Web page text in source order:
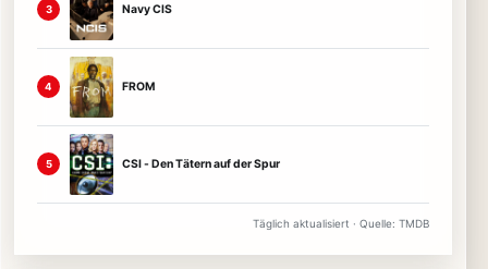
3 Navy CIS
4 FROM
5 CSI - Den Tätern auf der Spur
Täglich aktualisiert · Quelle: TMDB